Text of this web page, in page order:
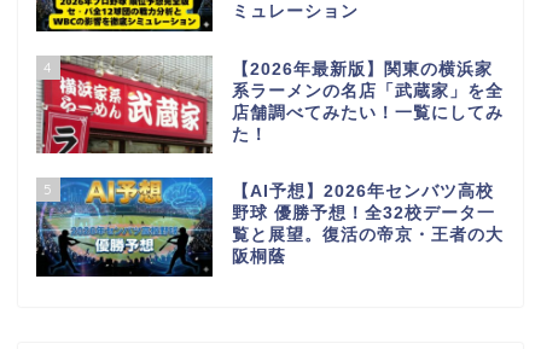
ミュレーション
4
【2026年最新版】関東の横浜家
系ラーメンの名店「武蔵家」を全
店舗調べてみたい！一覧にしてみ
た！
5
【AI予想】2026年センバツ高校
野球 優勝予想！全32校データ一
覧と展望。復活の帝京・王者の大
阪桐蔭